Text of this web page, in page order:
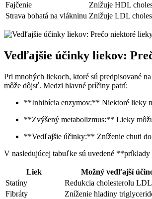
Fajčenie
Znižuje ⁢HDL
Strava⁣ bohatá na vlákninu Znižuje ⁤LDL
Vedľajšie‍ účinky ⁢liekov:
Pri mnohých‍ liekoch, ktoré sú predpisované
môže dôjsť. ‌Medzi hlavné⁤ príčiny patrí:
**Inhibícia‌ enzymov:** Niektoré lieky
**Zvýšený metabolizmus:** Lieky​
**Vedľajšie účinky:** Zníženie ‌chuti do
V nasledujúcej tabuľke sú uvedené
Liek
Možný vedľajší
Statíny
Redukcia cholesterolu LDL
Fibráty
Zníženie ⁣hladiny